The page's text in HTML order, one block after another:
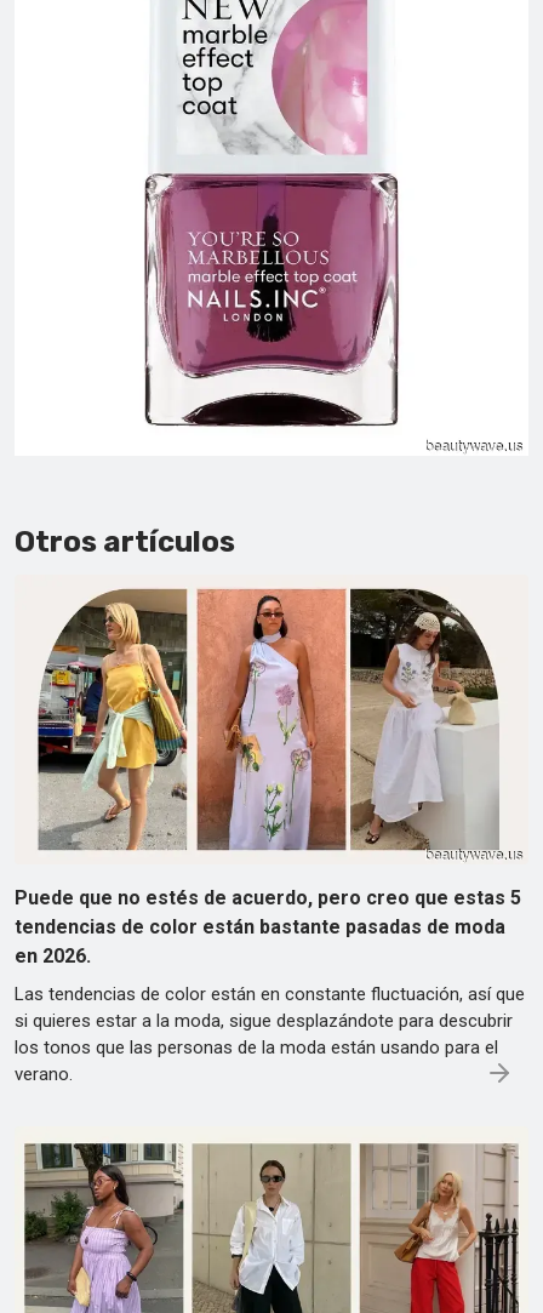
Otros artículos
Puede que no estés de acuerdo, pero creo que estas 5
tendencias de color están bastante pasadas de moda
en 2026.
Las tendencias de color están en constante fluctuación, así que
si quieres estar a la moda, sigue desplazándote para descubrir
los tonos que las personas de la moda están usando para el
verano.